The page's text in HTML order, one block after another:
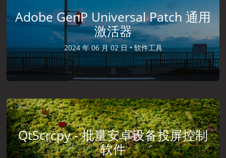
Adobe GenP Universal Patch 通用
激活器
2024 年 06 月 02 日 •软件工具
QtScrcpy - 批量安卓设备投屏控制
软件